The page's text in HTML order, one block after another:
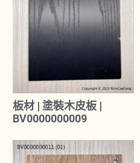
板材 | 塗裝木皮板 |
BV0000000009